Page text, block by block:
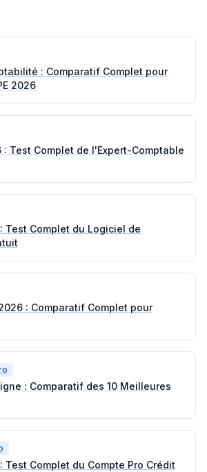
: Comparatif Complet pour
2026
: Test Complet de l'Expert-Comptable
Test Complet du Logiciel de
: Comparatif Complet pour
: Comparatif des 10 Meilleures
Test Complet du Compte Pro Crédit